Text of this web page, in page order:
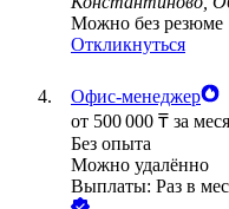
Можно без резюме
Откликнуться
Офис-менеджер
от 500 000 ₸ за
Без опыта
Можно удалённо
Выплаты: Раз в